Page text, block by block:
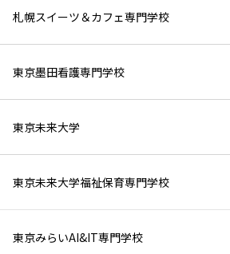
札幌スイーツ＆カフェ専門学校
東京墨田看護専門学校
東京未来大学
東京未来大学福祉保育専門学校
東京みらいAI&IT専門学校